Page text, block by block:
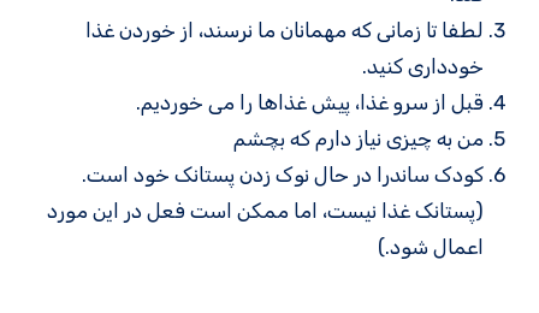
لطفا تا زمانی که مهمانان ما نرسند، از خوردن غذا
خودداری کنید.
قبل از سرو غذا، پیش غذاها را می خوردیم.
من به چیزی نیاز دارم که بچشم
کودک ساندرا در حال نوک زدن پستانک خود است.
(پستانک غذا نیست، اما ممکن است فعل در این مورد
اعمال شود.)